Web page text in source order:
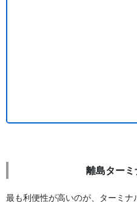
離島ター
最も利便性が高いのが、ターミナ